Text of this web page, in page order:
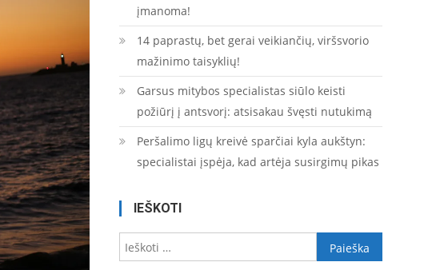
įmanoma!
14 paprastų, bet gerai veikiančių, viršsvorio
mažinimo taisyklių!
Garsus mitybos specialistas siūlo keisti
požiūrį į antsvorį: atsisakau švęsti nutukimą
Peršalimo ligų kreivė sparčiai kyla aukštyn:
specialistai įspėja, kad artėja susirgimų pikas
IEŠKOTI
Ieškoti: